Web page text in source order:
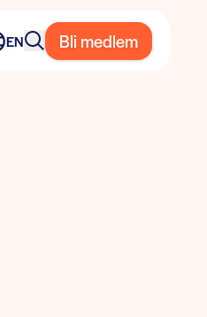
EN Bli medlem